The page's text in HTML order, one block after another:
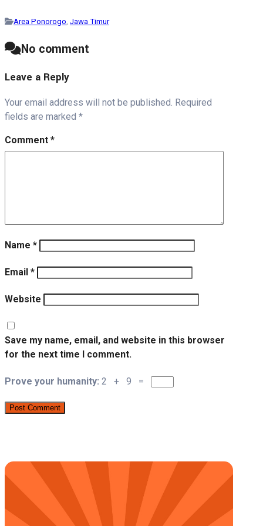
Area Ponorogo Jawa Timur
No comment
Leave a Reply
Your email address will not be published. Required
fields are marked *
Comment *
Name *
Email *
Website
Save my name, email, and website in this browser
for the next time I comment.
Prove your humanity: 2 + 9 =